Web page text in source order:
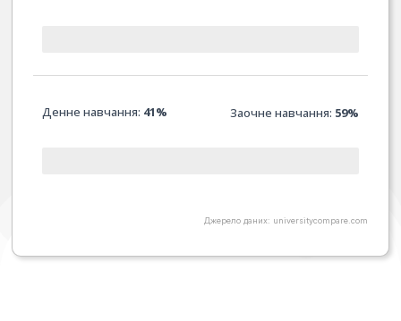
Денне навчання: 41% Заочне навчання: 59%
Джерело даних: universitycompare.com